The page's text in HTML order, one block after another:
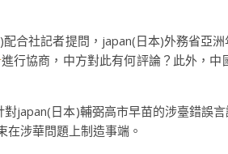
合社記者提問，japan(日本)外務省亞
進行協商，中方對此有何評論？此外，
對japan(日本)輔弼高市早苗的涉臺錯誤
涉華問題上制造事端。